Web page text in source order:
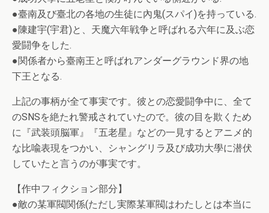
●臺南及び臺北の各地の生徒に內鬼(スパイ)を持っている.
●陳建宇(宇君)と、天魔六年戦争と呼ばれる六年に及ぶ恋
愛闘争をした.
●関係者から臺南王と呼ばれアンダーグラウンド界の地
下王となる.
上記の事柄が全て事実です。彼との恋愛闘争中に、全て
のSNSを絶たれ警戒されていたので。彼の目を欺くため
に『武装頭脳軍』『五老星』などの一見するとアニメ的
な比喩表現をつかい、シャングリラ及び成功大學に潜伏
していたと言うのが事実です。
【作中フィクション部分】
●敵の某軍閥関係(ただし実際某軍閥はわたしとは本当に